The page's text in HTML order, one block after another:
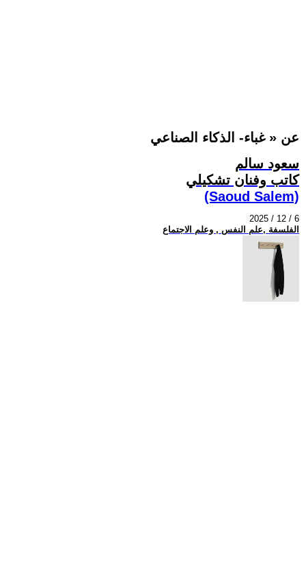
عن « غباء- الذكاء الصناعي
سعود سالم
كاتب وفنان تشكيلي
(Saoud Salem)
2025 / 12 / 6
الفلسفة ,علم النفس , وعلم الاجتماع